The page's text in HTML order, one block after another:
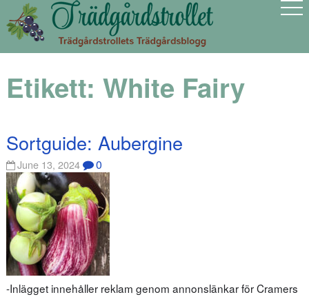
Etikett: White Fairy
Sortguide: Aubergine
June 13, 2024 0
-Inlägget innehåller reklam genom annonslänkar för Cramers